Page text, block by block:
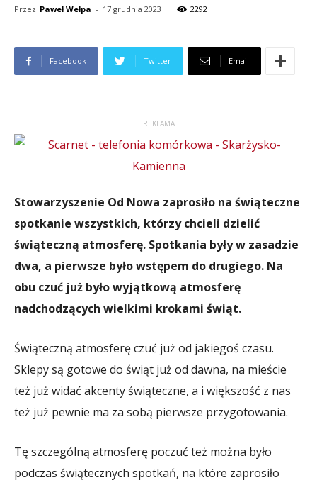
Przez Paweł Wełpa - 17 grudnia 2023 2292
Facebook Twitter Email
REKLAMA
Stowarzyszenie Od Nowa zaprosiło na świąteczne
spotkanie wszystkich, którzy chcieli dzielić
świąteczną atmosferę. Spotkania były w zasadzie
dwa, a pierwsze było wstępem do drugiego. Na
obu czuć już było wyjątkową atmosferę
nadchodzących wielkimi krokami świąt.
Świąteczną atmosferę czuć już od jakiegoś czasu.
Sklepy są gotowe do świąt już od dawna, na mieście
też już widać akcenty świąteczne, a i większość z nas
też już pewnie ma za sobą pierwsze przygotowania.
Tę szczególną atmosferę poczuć też można było
podczas świątecznych spotkań, na które zaprosiło